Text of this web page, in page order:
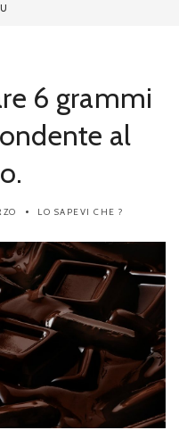
6 grammi
al
LO SAPEVI CHE ?